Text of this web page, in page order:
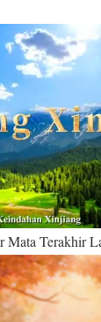
Mata Terakhir